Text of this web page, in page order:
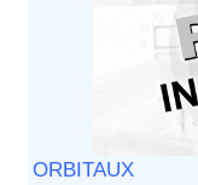
ORBITAUX